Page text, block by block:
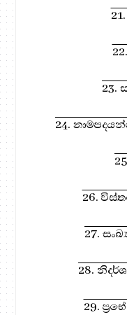
23.
24.
26.
27.
28.
29.